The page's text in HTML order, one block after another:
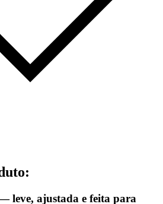
:
leve, ajustada e feita para